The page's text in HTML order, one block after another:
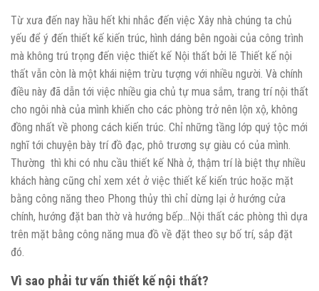
Từ xưa đến nay hầu hết khi nhắc đến việc Xây nhà chúng ta chủ
yếu để ý đến thiết kế kiến trúc, hình dáng bên ngoài của công trình
mà không trú trọng đến việc thiết kế Nội thất bởi lẽ Thiết kế nội
thất vẫn còn là một khái niệm trừu tượng với nhiều người. Và chính
điều này đã dẫn tới việc nhiều gia chủ tự mua sắm, trang trí nội thất
cho ngôi nhà của mình khiến cho các phòng trở nên lộn xộ, không
đồng nhất về phong cách kiến trúc. Chỉ những tầng lớp quý tộc mới
nghĩ tới chuyện bày trí đồ đạc, phô trương sự giàu có của mình.
Thường thì khi có nhu cầu thiết kế Nhà ở, thậm trí là biệt thự nhiều
khách hàng cũng chỉ xem xét ở việc thiết kế kiến trúc hoặc mặt
bằng công năng theo Phong thủy thì chỉ dừng lại ở hướng cửa
chính, hướng đặt ban thờ và hướng bếp…Nội thất các phòng thì dựa
trên mặt bằng công năng mua đồ về đặt theo sự bố trí, sắp đặt
đó.
Vì sao phải tư vấn thiết kế nội thất?